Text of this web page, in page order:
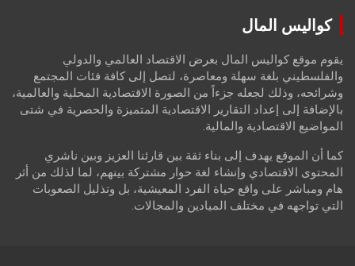
r
كواليس المال
يقوم موقع كواليس المال بعرض الاقتصاد العالمي والدولي
والفلسطيني بلغة سهلة ومعاصرة، لتصل إلى كافة فئات المجتمع
وشرائحه، وذلك لجعله جزءاً من الصورة الاقتصادية المحلية والعالمية،
بالإضافة إلى إعداد التقارير الاقتصادية المتميزة والحصرية في شتى
المواضيع الاقتصادية والمالية.
كما أن الموقع يهدف إلى بناء ثقة بين قارئنا العزيز وبين ناشري
المحتوى الاقتصادي وإنشاء لغة حوار مشتركة بينهم، لما لذلك من أثر
هام ومباشر على واقع حياة الفرد المعيشية، بل وتذليل الصعوبات
التي تواجهه في مختلف الميادين والمجالات.